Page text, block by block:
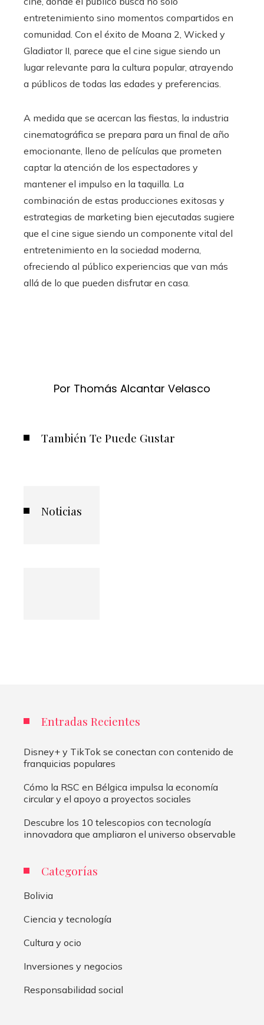
entretenimiento sino momentos compartidos en
comunidad. Con el éxito de Moana 2, Wicked y
Gladiator II, parece que el cine sigue siendo un
lugar relevante para la cultura popular, atrayendo
a públicos de todas las edades y preferencias.
A medida que se acercan las fiestas, la industria
cinematográfica se prepara para un final de año
emocionante, lleno de películas que prometen
captar la atención de los espectadores y
mantener el impulso en la taquilla. La
combinación de estas producciones exitosas y
estrategias de marketing bien ejecutadas sugiere
que el cine sigue siendo un componente vital del
entretenimiento en la sociedad moderna,
ofreciendo al público experiencias que van más
allá de lo que pueden disfrutar en casa.
Por Thomás Alcantar Velasco
También Te Puede Gustar
Noticias
Entradas Recientes
Disney+ y TikTok se conectan con contenido de
franquicias populares
Cómo la RSC en Bélgica impulsa la economía
circular y el apoyo a proyectos sociales
Descubre los 10 telescopios con tecnología
innovadora que ampliaron el universo observable
Categorías
Bolivia
Ciencia y tecnología
Cultura y ocio
Inversiones y negocios
Responsabilidad social